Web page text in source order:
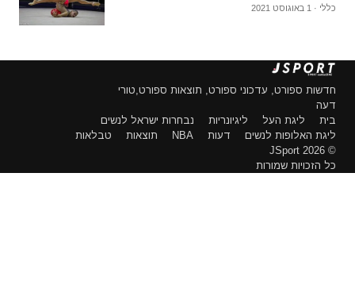
כללי · 1 באוגוסט 2021
חדשות ספורט, עדכוני ספורט, תוצאות ספורט,טורי
דעה
בית
ליגת העל ליגיונריות
נבחרות ישראל לנשים
ליגת האלופות לנשים
דעות NBA תוצאות
טבלאות
© 2026 JSport
כל הזכויות שמורות